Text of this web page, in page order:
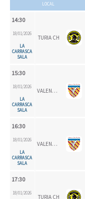
LOCAL
14:30
18/01/2026
LA
CARRASCA
SALA
TURIA CH
15:30
18/01/2026
LA
CARRASCA
SALA
VALENCIA CH 1924
16:30
18/01/2026
LA
CARRASCA
SALA
VALENCIA CH 1924
17:30
18/01/2026
TURIA CH